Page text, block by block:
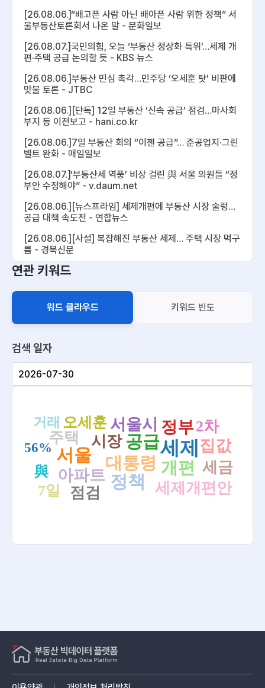
[26.08.06.]“배고픈 사람 아닌 배아픈 사람 위한 정책” 서
울부동산토론회서 나온 말 - 문화일보
[26.08.07.]국민의힘, 오늘 ‘부동산 정상화 특위’…세제 개
편·주택 공급 논의할 듯 - KBS 뉴스
[26.08.06.]부동산 민심 촉각…민주당 ‘오세훈 탓’ 비판에
맞불 토론 - JTBC
[26.08.06.][단독] 12일 부동산 ‘신속 공급’ 점검…마사회
부지 등 이전보고 - hani.co.kr
[26.08.06.]7일 부동산 회의 “이젠 공급”… 준공업지·그린
벨트 완화 - 매일일보
[26.08.07.]‘부동산세 역풍’ 비상 걸린 與 서울 의원들 “정
부안 수정해야” - v.daum.net
[26.08.06.][뉴스프라임] 세제개편에 부동산 시장 술렁…
공급 대책 속도전 - 연합뉴스
[26.08.06.][사설] 복잡해진 부동산 세제… 주택 시장 먹구
름 - 경북신문
[26.08.06.]靑 “보유세, 세입자에게 전가 되진 않을 것…조
[26.08.06.]"국가 폭력" "돈키호테 정책"... 서울시 부동산
토론회, 정부 난타 - 조선일보
반응은? [이슈플러스] - YTN
[26.08.07.]이 대통령, 부동산정책 2차 점검회의…공급대
책 집중 점검 - KBS 뉴스
[26.08.06.]오세훈, 부동산 정책 거듭 비판…토론회선 “전
월세 대책 먼저” - KBS 뉴스
[26.08.06.]“이대로는 표심 이탈“…’부동산 세제 개편’ 與
내부서도 우려 - 연합뉴스TV
[26.08.06.]서울시 부동산 토론회서 시민들 "공급·전월세
한 집만 나와" - 조선일보
[26.08.06.]3년 내내 강보합…소리 없이 강한 ‘전주’ [감평
사의 부동산 현장진단] - v.daum.net
연관 키워드
워드 클라우드 키워드 빈도
검색 일자
~
검색 세제
정책
서울 대통령
공급
개편
정부
집값
서울시
아파트
시장
세금
2차
세제개편안
점검
주택
오세훈
7일
與
거래
56%